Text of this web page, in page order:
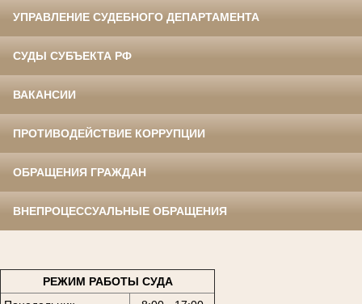
УПРАВЛЕНИЕ СУДЕБНОГО ДЕПАРТАМЕНТА
СУДЫ СУБЪЕКТА РФ
ВАКАНСИИ
ПРОТИВОДЕЙСТВИЕ КОРРУПЦИИ
ОБРАЩЕНИЯ ГРАЖДАН
ВНЕПРОЦЕССУАЛЬНЫЕ ОБРАЩЕНИЯ
РЕЖИМ РАБОТЫ СУДА